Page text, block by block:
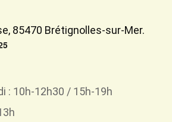
85470 Brétignolles-sur-Mer.
: 10h-12h30 / 15h-19h